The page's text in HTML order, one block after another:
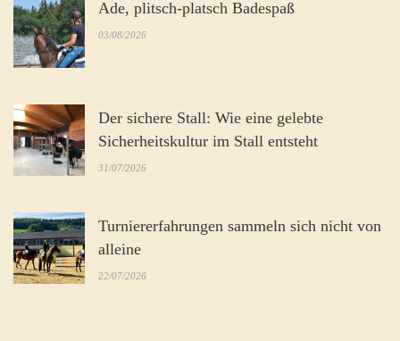
Ade, plitsch-platsch Badespaß
03/08/2026
Der sichere Stall: Wie eine gelebte
Sicherheitskultur im Stall entsteht
31/07/2026
Turniererfahrungen sammeln sich nicht von
alleine
22/07/2026